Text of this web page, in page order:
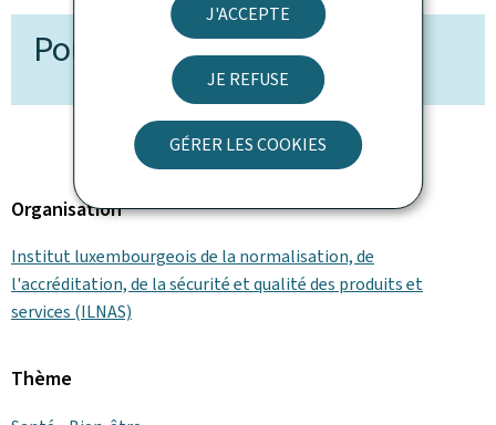
J'ACCEPTE
JE REFUSE
GÉRER LES COOKIES
Pour en savoir plus
Organisation
Institut luxembourgeois de la normalisation, de
l'accréditation, de la sécurité et qualité des produits et
services (ILNAS)
Thème